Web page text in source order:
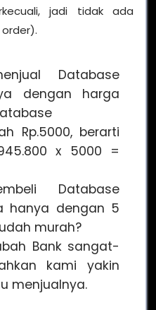
jadi tidak ada
Database
dengan harga
Rp.5000, berarti
x 5000 =
Database
hanya dengan 5
murah?
Bank sangat-
kami yakin
menjualnya.